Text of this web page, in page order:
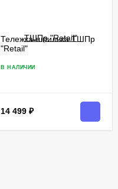
Тележка-шпилька ТШПр
"Retail"​
В НАЛИЧИИ
14 499 ₽